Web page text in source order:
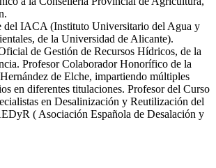
del IACA (Instituto Universitario del Agua y
de la Universidad de Alicante).
de Gestión de Recursos Hídricos, de la
Profesor Colaborador Honorífico de la
de Elche, impartiendo múltiples
en diferentes titulaciones. Profesor del Curso
en Desalinización y Reutilización del
( Asociación Española de Desalación y